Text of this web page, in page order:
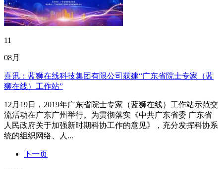
11
08月
喜讯：蓝狮在线科技集团有限公司获建“广东省院士专家（蓝
狮在线）工作站”
12月19日，2019年广东省院士专家（蓝狮在线）工作站示范交
流活动在广东广州举行。为贯彻落实《中共广东省委 广东省
人民政府关于加强新时期科协工作的意见》，充分发挥科协系
统的组织网络、人...
下一页